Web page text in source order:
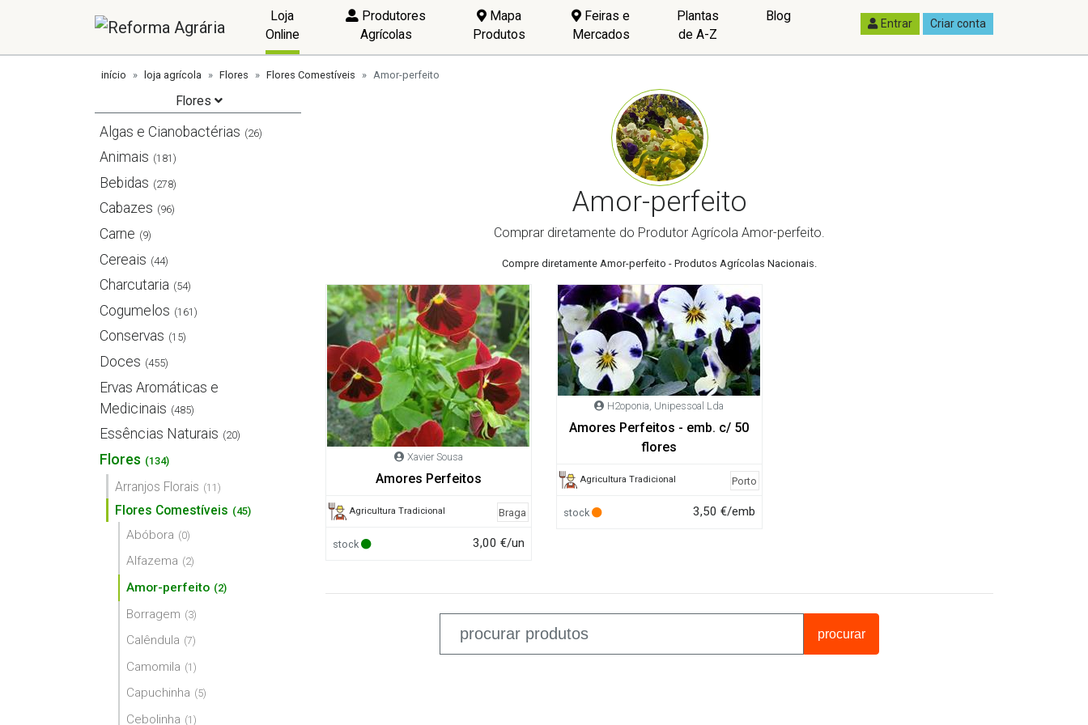
Loja
Online
Produtores
Agrícolas
Mapa
Produtos
Feiras e
Mercados
Plantas
de A-Z
Blog Entrar Criar conta
início loja agrícola Flores Flores Comestíveis Amor-perfeito
Flores
Algas e Cianobactérias (26)
Animais (181)
Bebidas (278)
Cabazes (96)
Carne (9)
Cereais (44)
Charcutaria (54)
Cogumelos (161)
Conservas (15)
Doces (455)
Ervas Aromáticas e
Medicinais (485)
Essências Naturais (20)
Flores (134)
Arranjos Florais (11)
Flores Comestíveis (45)
Abóbora (0)
Alfazema (2)
Amor-perfeito (2)
Borragem (3)
Calêndula (7)
Camomila (1)
Capuchinha (5)
Cebolinha (1)
Amor-perfeito
Comprar diretamente do Produtor Agrícola Amor-perfeito.
Compre diretamente Amor-perfeito - Produtos Agrícolas Nacionais.
Xavier Sousa
Amores Perfeitos
Agricultura Tradicional Braga
stock 3,00 €/un
H2oponia, Unipessoal Lda
Amores Perfeitos - emb. c/ 50
flores
Agricultura Tradicional Porto
stock 3,50 €/emb
procurar